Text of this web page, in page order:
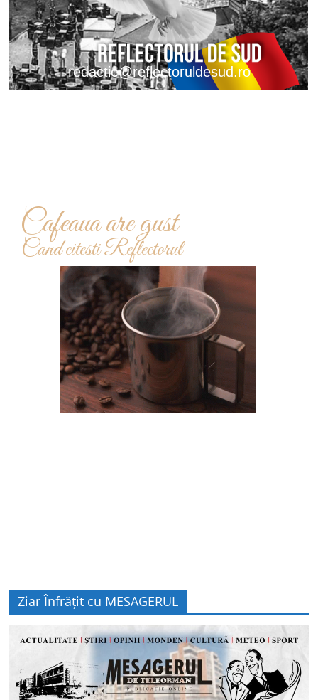
redactie@reflectoruldesud.ro
Cafeaua are gust
Cand citesti Reflectorul
Ziar Înfrățit cu MESAGERUL